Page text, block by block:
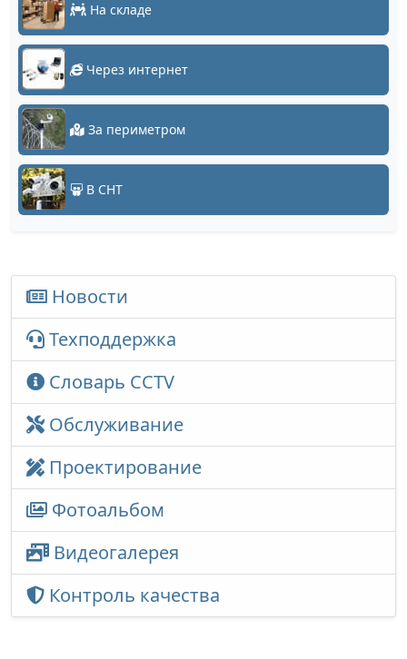
На складе
Через интернет
За периметром
В СНТ
Новости
Техподдержка
Словарь CCTV
Обслуживание
Проектирование
Фотоальбом
Видеогалерея
Контроль качества